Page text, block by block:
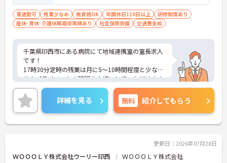
車通勤可 残業少なめ 無資格OK 年間休日110日以上
研修制度あり
産休･育休･介護休暇取得実績あり
社会保険完備 交通費支給
千葉県印西市にある病院にて地域連携室の室長求人
です！
17時30分定時の残業は月に5～10時間程度と少な
め！プライベートの時間を大切にしていただけます
♪
無料駐車場があり、マイカー通勤も可能◎離れた地
域にお住まいの方もストレス無く通勤していただけ
ます！
ご興味のある方には、面接対策ポイントなど、さら
詳細を見る 無料 紹介してもらう
更新日：2026年07月28日
ＷＯＯＯＬＹ株式会社ウーリー印西 ＷＯＯＯＬＹ株式会社